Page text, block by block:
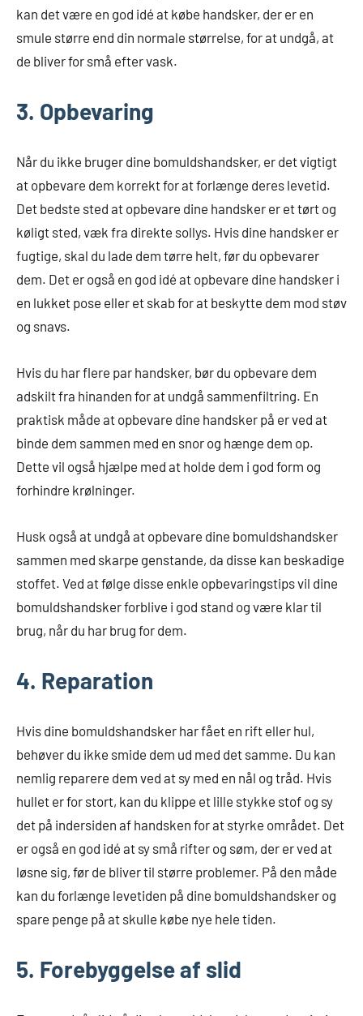
kan det være en god idé at købe handsker, der er en
smule større end din normale størrelse, for at undgå, at
de bliver for små efter vask.
3. Opbevaring
Når du ikke bruger dine bomuldshandsker, er det vigtigt
at opbevare dem korrekt for at forlænge deres levetid.
Det bedste sted at opbevare dine handsker er et tørt og
køligt sted, væk fra direkte sollys. Hvis dine handsker er
fugtige, skal du lade dem tørre helt, før du opbevarer
dem. Det er også en god idé at opbevare dine handsker i
en lukket pose eller et skab for at beskytte dem mod støv
og snavs.
Hvis du har flere par handsker, bør du opbevare dem
adskilt fra hinanden for at undgå sammenfiltring. En
praktisk måde at opbevare dine handsker på er ved at
binde dem sammen med en snor og hænge dem op.
Dette vil også hjælpe med at holde dem i god form og
forhindre krølninger.
Husk også at undgå at opbevare dine bomuldshandsker
sammen med skarpe genstande, da disse kan beskadige
stoffet. Ved at følge disse enkle opbevaringstips vil dine
bomuldshandsker forblive i god stand og være klar til
brug, når du har brug for dem.
4. Reparation
Hvis dine bomuldshandsker har fået en rift eller hul,
behøver du ikke smide dem ud med det samme. Du kan
nemlig reparere dem ved at sy med en nål og tråd. Hvis
hullet er for stort, kan du klippe et lille stykke stof og sy
det på indersiden af handsken for at styrke området. Det
er også en god idé at sy små rifter og søm, der er ved at
løsne sig, før de bliver til større problemer. På den måde
kan du forlænge levetiden på dine bomuldshandsker og
spare penge på at skulle købe nye hele tiden.
5. Forebyggelse af slid